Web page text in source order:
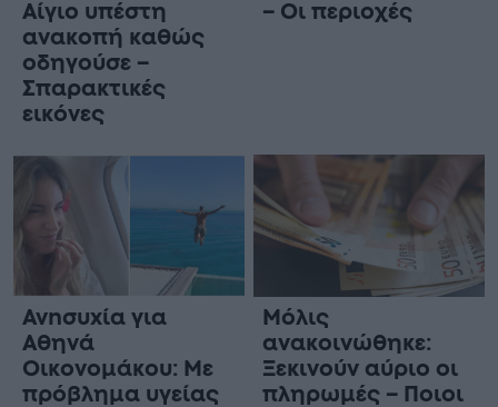
Αίγιο υπέστη
ανακοπή καθώς
οδηγούσε –
Σπαρακτικές
εικόνες
– Οι περιοχές
Ανnσυxία για
Αθηνά
Οικονομάκου: Με
πρόβλημα υγείας
Μόλις
ανακοινώθηκε:
Ξεκινούν αύριο οι
πληρωμές – Ποιοι